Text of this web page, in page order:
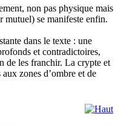
non pas physique mais
mutuel) se manifeste enfin.
dans le texte : une
et contradictoires,
de les franchir. La crypte et
zones d’ombre et de